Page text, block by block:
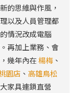
的思維與作風，
以及人員管理都
情況改成電腦
再加上業務、會
幾年內在楊梅 、
園店 、 高雄鳥松
家具連鎖直營